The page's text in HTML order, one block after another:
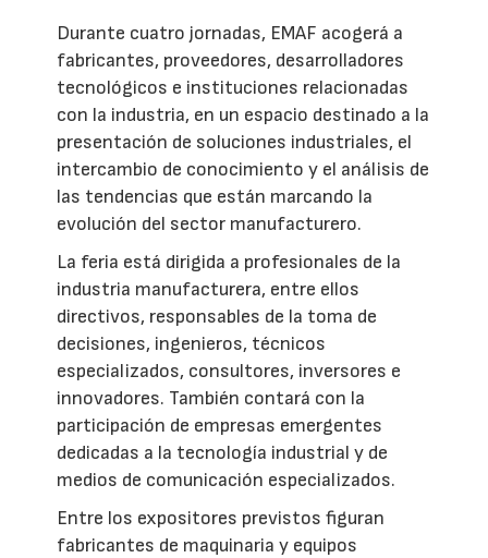
Durante cuatro jornadas, EMAF acogerá a
fabricantes, proveedores, desarrolladores
tecnológicos e instituciones relacionadas
con la industria, en un espacio destinado a la
presentación de soluciones industriales, el
intercambio de conocimiento y el análisis de
las tendencias que están marcando la
evolución del sector manufacturero.
La feria está dirigida a profesionales de la
industria manufacturera, entre ellos
directivos, responsables de la toma de
decisiones, ingenieros, técnicos
especializados, consultores, inversores e
innovadores. También contará con la
participación de empresas emergentes
dedicadas a la tecnología industrial y de
medios de comunicación especializados.
Entre los expositores previstos figuran
fabricantes de maquinaria y equipos